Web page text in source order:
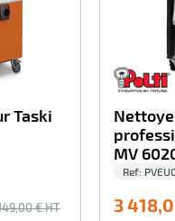
Taski
€ HT
MV
Ref:
3